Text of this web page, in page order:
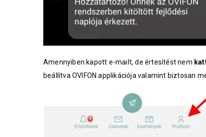
Amennyiben kapott e-mailt, de értesítést nem
beállítva OVIFON applikációja valamint biztosan